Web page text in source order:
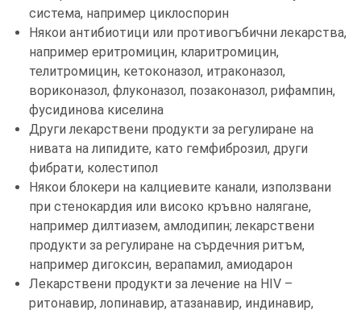
система, например циклоспорин
Някои антибиотици или противогъбични лекарства,
например еритромицин, кларитромицин,
телитромицин, кетоконазол, итраконазол,
вориконазол, флуконазол, позаконазол, рифампин,
фусидинова киселина
Други лекарствени продукти за регулиране на
нивата на липидите, като гемфиброзил, други
фибрати, колестипол
Някои блокери на калциевите канали, използвани
при стенокардия или високо кръвно налягане,
например дилтиазем, амлодипин; лекарствени
продукти за регулиране на сърдечния ритъм,
например дигоксин, верапамил, амиодарон
Лекарствени продукти за лечение на HIV –
ритонавир, лопинавир, атазанавир, индинавир,